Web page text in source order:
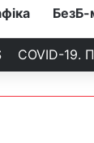
COVID-19.